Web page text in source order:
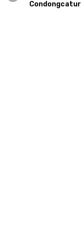
Condongcatur